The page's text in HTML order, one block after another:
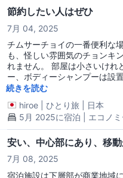
節約したい人はぜひ
7月 04, 2025
チムサーチョイの一番便利な
も、怪しい雰囲気のチョンキ
れません。 部屋は小さいけれ
ー、ボディーシャンプーは設
らいました。 水はもらえるの
レにシャワーが付いてるので
タになりました(^◇^;) それで
兼ねて、節約したい人はどう
続きを読む
hiroe
ひとり旅
日本
5月 2025に宿泊 | エコノ
安い、中心部にあり、移動
7月 08, 2025
宿泊施設は下層部が商業地域